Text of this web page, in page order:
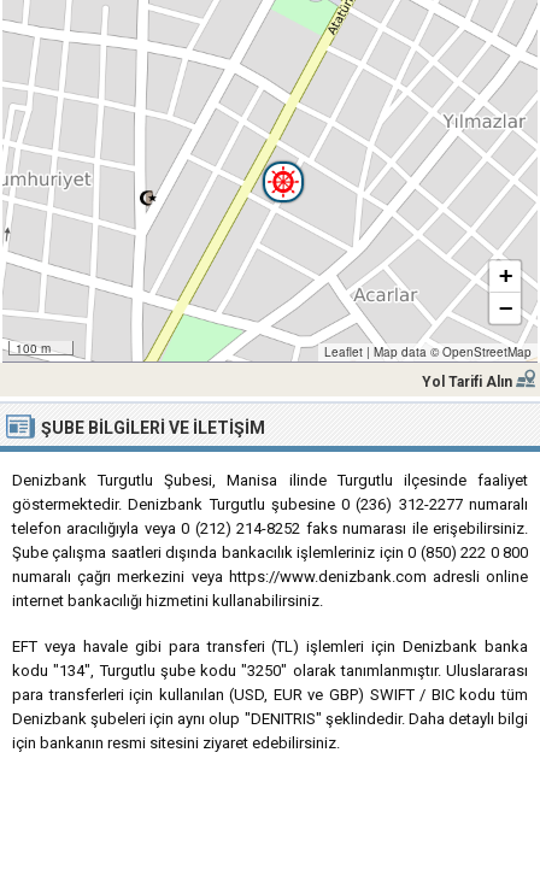
100 m
+
−
Leaflet | Map data ©OpenStreetMap
Yol Tarifi Alın
ŞUBE BILGILERI VE İLETIŞIM
Denizbank Turgutlu Şubesi, Manisa ilinde Turgutlu ilçesinde faaliyet
göstermektedir. Denizbank Turgutlu şubesine 0 (236) 312-2277 numaralı
telefon aracılığıyla veya 0 (212) 214-8252 faks numarası ile erişebilirsiniz.
Şube çalışma saatleri dışında bankacılık işlemleriniz için 0 (850) 222 0 800
numaralı çağrı merkezini veya https://www.denizbank.com adresli online
internet bankacılığı hizmetini kullanabilirsiniz.
EFT veya havale gibi para transferi (TL) işlemleri için Denizbank banka
kodu "134", Turgutlu şube kodu "3250" olarak tanımlanmıştır. Uluslararası
para transferleri için kullanılan (USD, EUR ve GBP) SWIFT / BIC kodu tüm
Denizbank şubeleri için aynı olup "DENITRIS" şeklindedir. Daha detaylı bilgi
için bankanın resmi sitesini ziyaret edebilirsiniz.